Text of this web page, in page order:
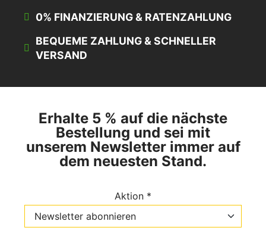
0% FINANZIERUNG & RATENZAHLUNG
BEQUEME ZAHLUNG & SCHNELLER
VERSAND
Erhalte 5 % auf die nächste
Bestellung und sei mit
unserem Newsletter immer auf
dem neuesten Stand.
Aktion *